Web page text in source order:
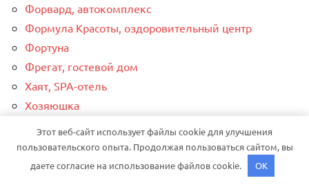
Форвард, автокомплекс
Формула Красоты, оздоровительный центр
Фортуна
Фрегат, гостевой дом
Хаят, SPA-отель
Хозяюшка
комплекс
Цезарь, сауна
Этот веб-сайт использует файлы cookie для улучшения
пользовательского опыта. Продолжая пользоваться сайтом, вы
даете согласие на использование файлов cookie.
OK